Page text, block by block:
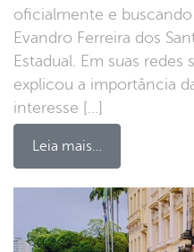
oficialmente e buscando
Evandro Ferreira dos
Estadual. Em suas
explicou a importância
interesse […]
Leia mais…